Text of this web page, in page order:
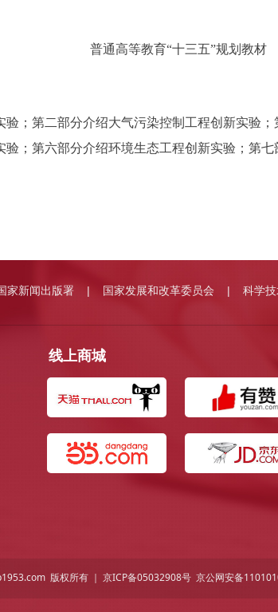
普通高等教育“十三五”规划教材
；第二部分介绍大气污染控制工程创新实验
；第六部分介绍环境生态工程创新实验；第七
线上商城
家新闻出版署 | 国家发展和改革委员会 | 科学
版权所有 ｜ 京ICP备05032908号 京公网安备